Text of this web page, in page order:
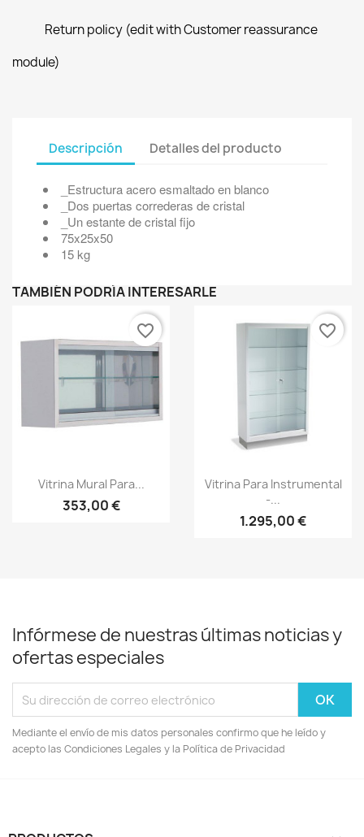
Return policy (edit with Customer reassurance
module)
Descripción Detalles del producto
_Estructura acero esmaltado en blanco
_Dos puertas correderas de cristal
_Un estante de cristal fijo
75x25x50
15 kg
TAMBIÉN PODRÍA INTERESARLE
Vista rápida
Vitrina Mural Para...
353,00 €
favorite_border
Vista rápida
Vitrina Para Instrumental
-...
1.295,00 €
favorite_border
Infórmese de nuestras últimas noticias y
ofertas especiales
Mediante el envío de mis datos personales confirmo que he leído y
acepto las Condiciones Legales y la Política de Privacidad